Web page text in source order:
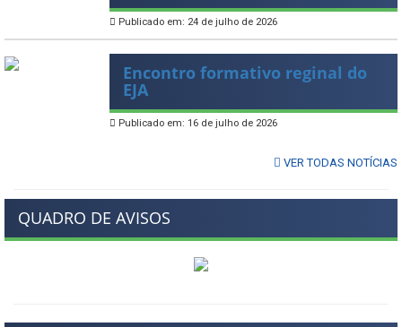
Publicado em: 24 de julho de 2026
Encontro formativo reginal do
EJA
Publicado em: 16 de julho de 2026
VER TODAS NOTÍCIAS
QUADRO DE AVISOS